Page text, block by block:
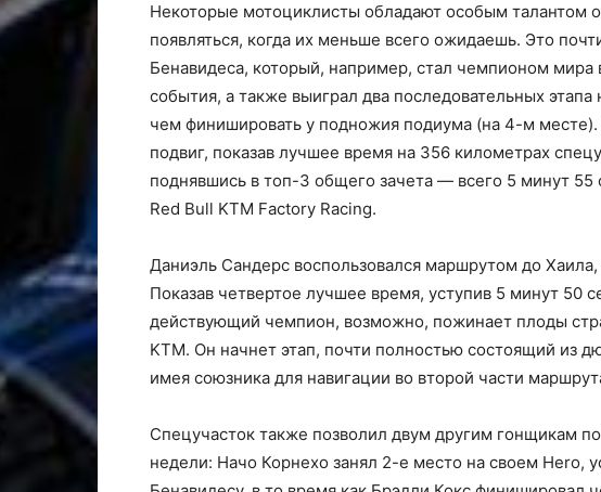
Некоторые мотоциклисты обладают особым талантом
появляться, когда их меньше всего ожидаешь. Это
Бенавидеса, который, например, стал чемпионом мира
события, а также выиграл два последовательных
чем финишировать у подножия подиума (на 4-м
подвиг, показав лучшее время на 356 километрах
поднявшись в топ-3 общего зачета — всего 5 минут 55
Red Bull KTM Factory Racing.
Даниэль Сандерс воспользовался маршрутом до
Показав четвертое лучшее время, уступив 5 минут 50
действующий чемпион, возможно, пожинает плоды
KTM. Он начнет этап, почти полностью состоящий из
имея союзника для навигации во второй части
Спецучасток также позволил двум другим гонщикам
недели: Начо Корнехо занял 2-е место на своем Hero,